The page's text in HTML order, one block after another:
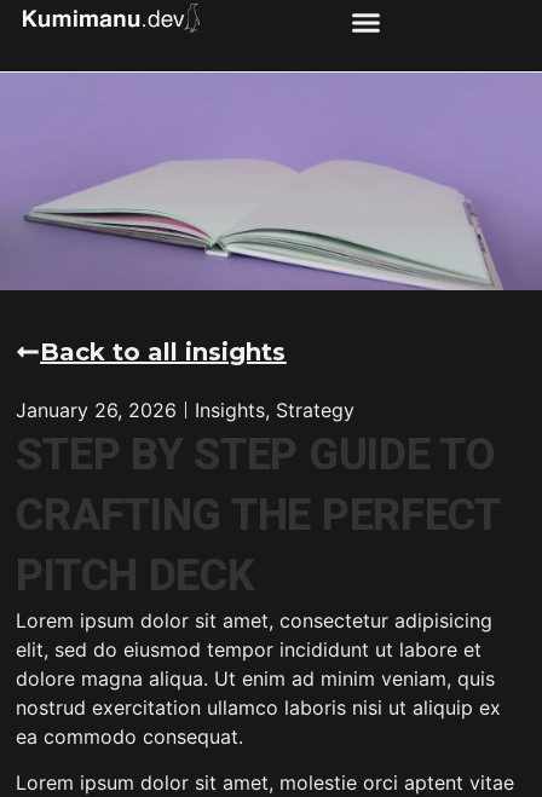
Back to all insights
January 26, 2026 Insights, Strategy
STEP BY STEP GUIDE TO
CRAFTING THE PERFECT
PITCH DECK
Lorem ipsum dolor sit amet, consectetur adipisicing
elit, sed do eiusmod tempor incididunt ut labore et
dolore magna aliqua. Ut enim ad minim veniam, quis
nostrud exercitation ullamco laboris nisi ut aliquip ex
ea commodo consequat.
Lorem ipsum dolor sit amet, molestie orci aptent vitae